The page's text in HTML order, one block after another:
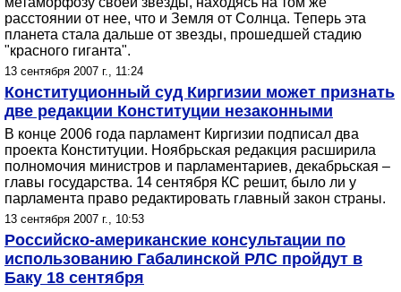
расстоянии от нее, что и Земля от Солнца. Теперь эта
планета стала дальше от звезды, прошедшей стадию
"красного гиганта".
13 сентября 2007 г., 11:24
Конституционный суд Киргизии может признать
две редакции Конституции незаконными
В конце 2006 года парламент Киргизии подписал два
проекта Конституции. Ноябрьская редакция расширила
полномочия министров и парламентариев, декабрьская –
главы государства. 14 сентября КС решит, было ли у
парламента право редактировать главный закон страны.
13 сентября 2007 г., 10:53
Российско-американские консультации по
использованию Габалинской РЛС пройдут в
Баку 18 сентября